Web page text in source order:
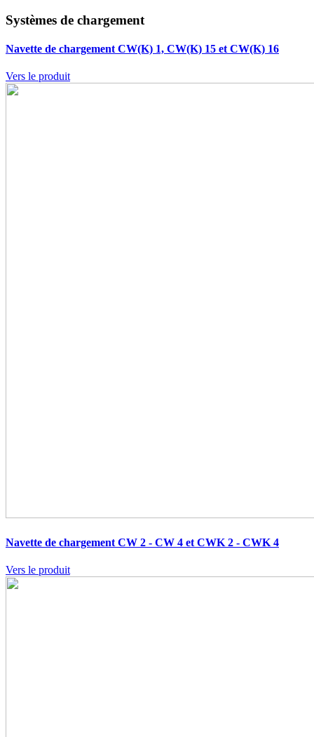
Systèmes de chargement
Navette de chargement CW(K) 1, CW(K) 15 et CW(K) 16
Vers le produit
Navette de chargement CW 2 - CW 4 et CWK 2 - CWK 4
Vers le produit